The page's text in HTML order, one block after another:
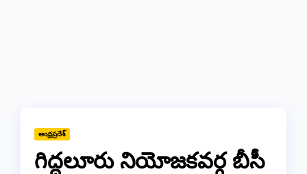
ఆంధ్రప్రదేశ్
గిద్దలూరు నియోజకవర్గ బీసీ